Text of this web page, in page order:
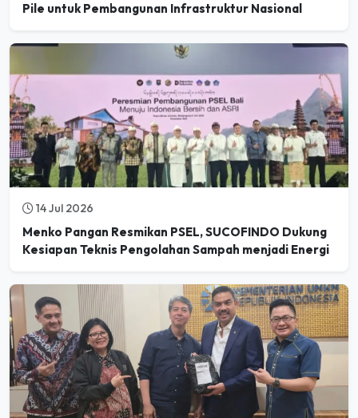
Pile untuk Pembangunan Infrastruktur Nasional
14 Jul 2026
Menko Pangan Resmikan PSEL, SUCOFINDO Dukung
Kesiapan Teknis Pengolahan Sampah menjadi Energi